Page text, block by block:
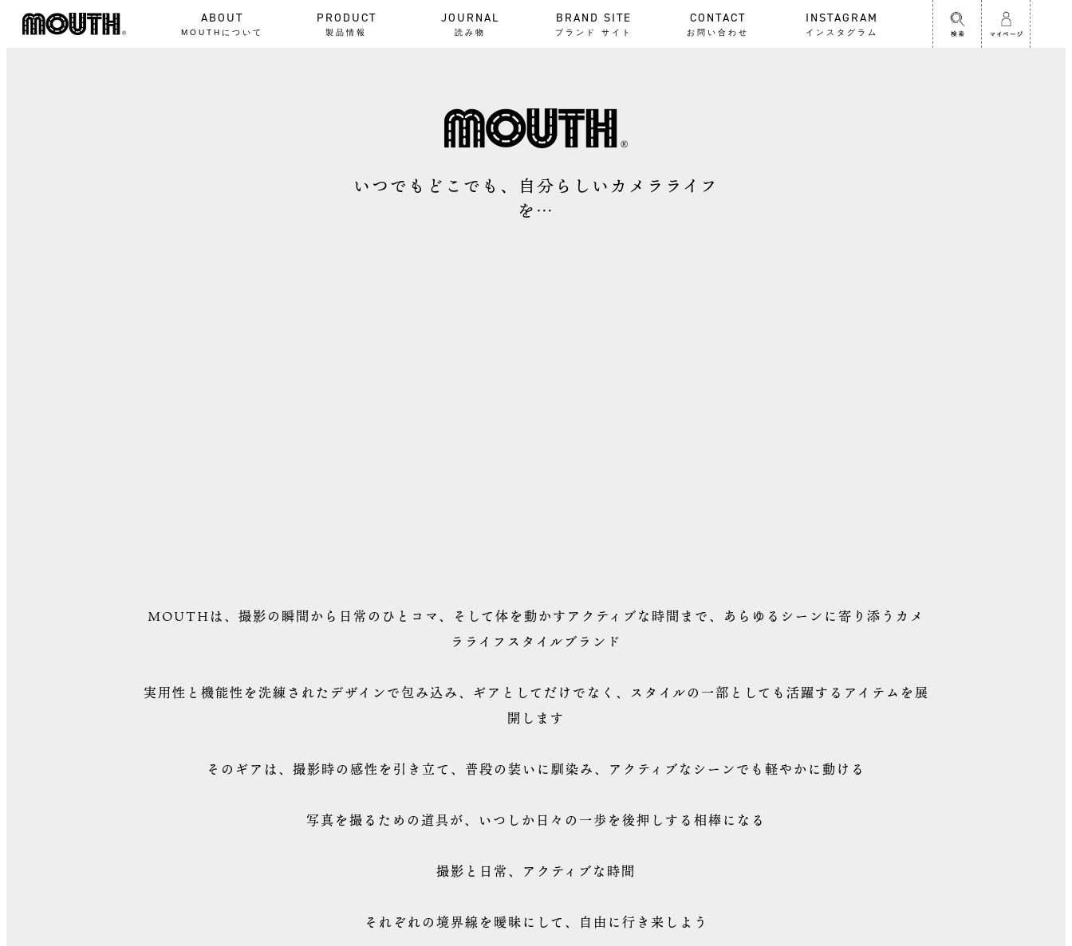
ABOUT
MOUTHについて
PRODUCT
製品情報
JOURNAL
読み物
BRAND SITE
ブランド サイト
CONTACT
お問い合わせ
INSTAGRAM
インスタグラム
いつでもどこでも、自分らしいカメラライフ
を…
MOUTHは、撮影の瞬間から日常のひとコマ、そして体を動かすアクティブな時間まで、あらゆるシーンに寄り添うカメ
ラライフスタイルブランド
実用性と機能性を洗練されたデザインで包み込み、ギアとしてだけでなく、スタイルの一部としても活躍するアイテムを展
開します
そのギアは、撮影時の感性を引き立て、普段の装いに馴染み、アクティブなシーンでも軽やかに動ける
写真を撮るための道具が、いつしか日々の一歩を後押しする相棒になる
撮影と日常、アクティブな時間
それぞれの境界線を曖昧にして、自由に行き来しよう